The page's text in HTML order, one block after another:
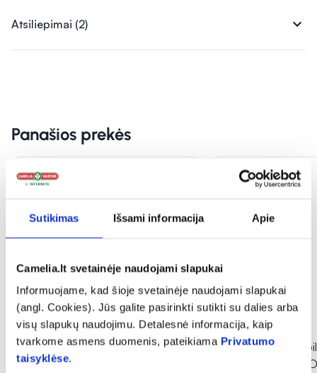
Sutikimas Išsami informacija Apie
Camelia.lt svetainėje naudojami slapukai
Informuojame, kad šioje svetainėje naudojami slapukai
(angl. Cookies). Jūs galite pasirinkti sutikti su dalies arba
visų slapukų naudojimu. Detalesnė informacija, kaip
tvarkome asmens duomenis, pateikiama Privatumo
taisyklėse.
Atsiliepimai (2) expand_more
Panašios prekės
Mėnesio PASIŪLYMAS
-50%
OMEX maisto papildas
koncentruoti žuvų taukai
-15% *
OMEX maisto
taukai PREMIUM